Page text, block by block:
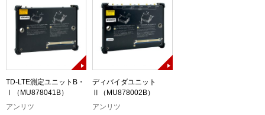
TD-LTE測定ユニットB・
Ⅰ（MU878041B）
アンリツ
ディバイダユニット
Ⅱ（MU878002B）
アンリツ